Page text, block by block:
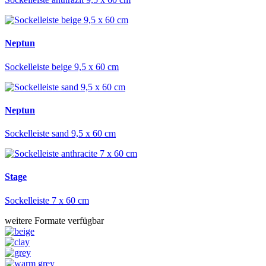
Neptun
Sockelleiste beige 9,5 x 60 cm
Neptun
Sockelleiste sand 9,5 x 60 cm
Stage
Sockelleiste 7 x 60 cm
weitere Formate verfügbar